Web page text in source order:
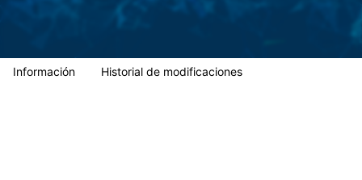
Información Historial de modificaciones